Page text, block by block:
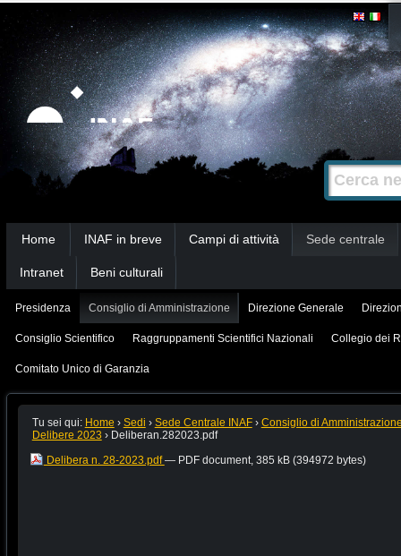
Strumenti
personali
Salta
contenuti.
|
Salta
alla
navigazione
Cerca nel
Ricerca
avanzata…
Home INAF in breve Campi di attività Sede centrale
Intranet Beni culturali
Presidenza Consiglio di Amministrazione Direzione Generale
Consiglio Scientifico Raggruppamenti Scientifici Nazionali Collegio dei
Comitato Unico di Garanzia
Tu sei qui: Home › Sedi › Sede Centrale INAF › Consiglio di
Delibere 2023 › Deliberan.282023.pdf
Delibera n. 28-2023.pdf— PDF document, 385 kB (394972 bytes)